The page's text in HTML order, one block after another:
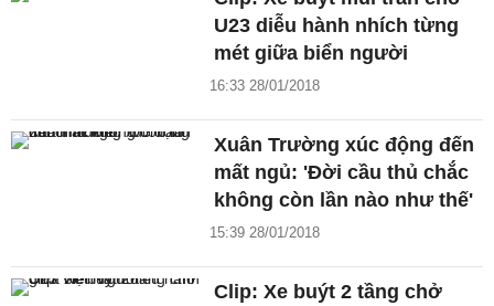
U23 diễu hành nhích từng
mét giữa biển người
16:33 28/01/2018
Xuân Trường xúc động đến
mất ngủ: 'Đời cầu thủ chắc
không còn lần nào như thế'
15:39 28/01/2018
Clip: Xe buýt 2 tầng chở